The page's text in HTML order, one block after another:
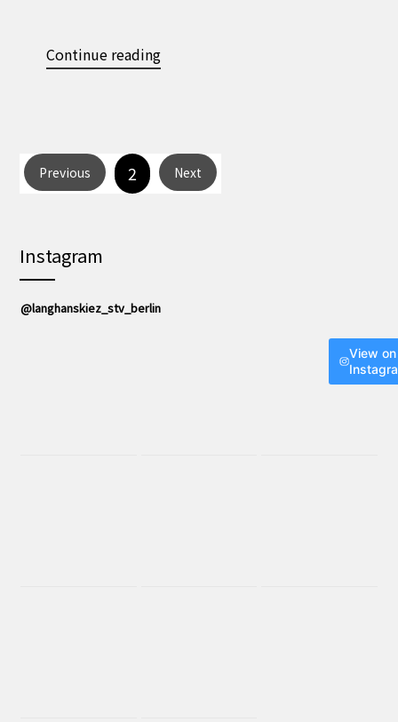
Continue reading
Previous 2 Next
Instagram
@langhanskiez_stv_berlin
View on